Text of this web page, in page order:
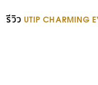
รีวิว UTIP CHARMING